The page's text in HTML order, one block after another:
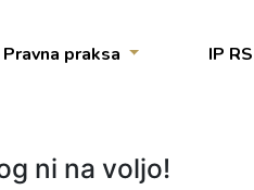
Pravna praksa IP RS
ni na voljo!